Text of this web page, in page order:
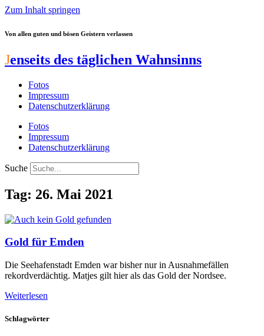
Zum Inhalt springen
Von allen guten und bösen Geistern verlassen
Jenseits des täglichen Wahnsinns
Fotos
Impressum
Datenschutzerklärung
Fotos
Impressum
Datenschutzerklärung
Suche
Tag: 26. Mai 2021
Gold für Emden
Die Seehafenstadt Emden war bisher nur in Ausnahmefällen
rekordverdächtig. Matjes gilt hier als das Gold der Nordsee.
Weiterlesen
Schlagwörter